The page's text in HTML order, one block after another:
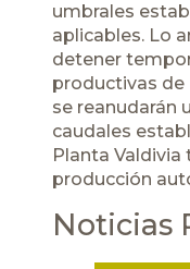
umbrales
aplicables. Lo
detener
productivas de
se reanudarán
caudales
Planta Valdivia
producción
Noticias